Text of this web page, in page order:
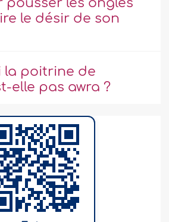
pousser les ongles
le désir de son
la poitrine de
elle pas awra ?